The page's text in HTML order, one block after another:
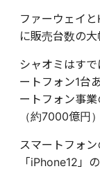
ファーウェイ
に販売台数の大
シャオミはす
ートフォン1台
ートフォン事
（約7000億円
スマートフォ
「iPhone12」